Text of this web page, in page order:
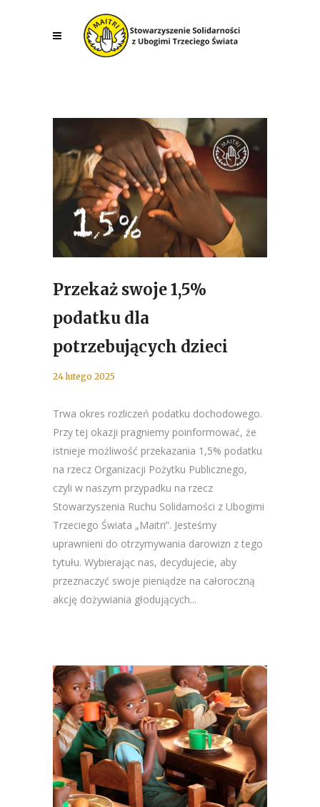
Przekaż swoje 1,5%
podatku dla
potrzebujących dzieci
24 lutego 2025
Trwa okres rozliczeń podatku dochodowego.
Przy tej okazji pragniemy poinformować, że
istnieje możliwość przekazania 1,5% podatku
na rzecz Organizacji Pożytku Publicznego,
czyli w naszym przypadku na rzecz
Stowarzyszenia Ruchu Solidarności z Ubogimi
Trzeciego Świata „Maitri”. Jesteśmy
uprawnieni do otrzymywania darowizn z tego
tytułu. Wybierając nas, decydujecie, aby
przeznaczyć swoje pieniądze na całoroczną
akcję dożywiania głodujących...